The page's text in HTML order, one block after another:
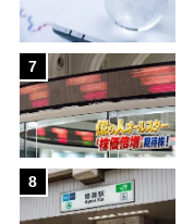
7
8